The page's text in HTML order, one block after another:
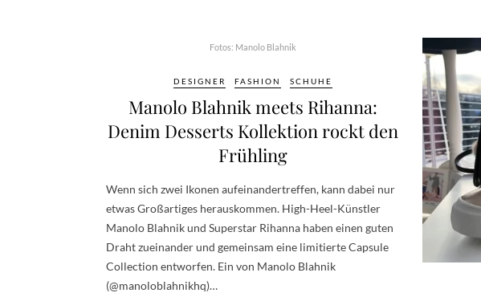
Fotos: Manolo Blahnik
DESIGNER FASHION SCHUHE
Manolo Blahnik meets Rihanna:
Denim Desserts Kollektion rockt den
Frühling
Wenn sich zwei Ikonen aufeinandertreffen, kann dabei nur
etwas Großartiges herauskommen. High-Heel-Künstler
Manolo Blahnik und Superstar Rihanna haben einen guten
Draht zueinander und gemeinsam eine limitierte Capsule
Collection entworfen. Ein von Manolo Blahnik
(@manoloblahnikhq)…